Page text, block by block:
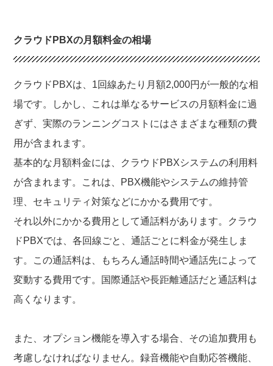
クラウドPBXの月額料金の相場
クラウドPBXは、1回線あたり月額2,000円が一般的な相
場です。しかし、これは単なるサービスの月額料金に過
ぎず、実際のランニングコストにはさまざまな種類の費
用が含まれます。
基本的な月額料金には、クラウドPBXシステムの利用料
が含まれます。これは、PBX機能やシステムの維持管
理、セキュリティ対策などにかかる費用です。
それ以外にかかる費用として通話料があります。クラウ
ドPBXでは、各回線ごと、通話ごとに料金が発生しま
す。この通話料は、もちろん通話時間や通話先によって
変動する費用です。国際通話や長距離通話だと通話料は
高くなります。
また、オプション機能を導入する場合、その追加費用も
考慮しなければなりません。録音機能や自動応答機能、